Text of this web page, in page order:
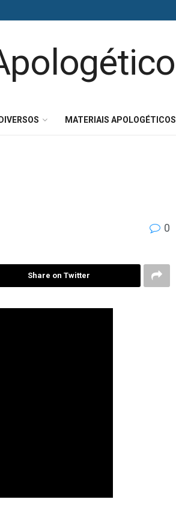
DIVERSOS MATERIAIS APOLOGÉTICOS
0
Share on Twitter